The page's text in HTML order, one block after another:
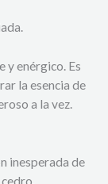
y enérgico. Es
la esencia de
a la vez.
inesperada de